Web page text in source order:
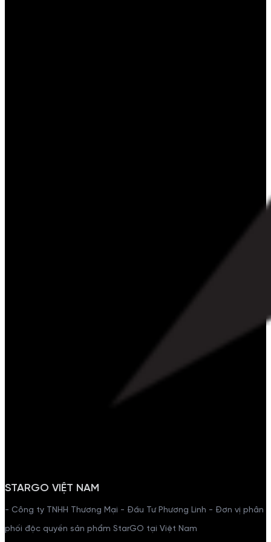
STARGO VIỆT NAM
- Công ty TNHH Thương Mại - Đầu Tư Phương Linh - Đơn vị phân
phối độc quyền sản phẩm StarGO tại Việt Nam